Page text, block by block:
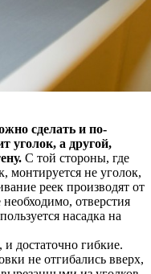
сделать и по-
уголок, а другой,
С той стороны, где
монтируется не уголок,
реек производят от
отверстия
насадка на
и достаточно гибкие.
не отгибались вверх,